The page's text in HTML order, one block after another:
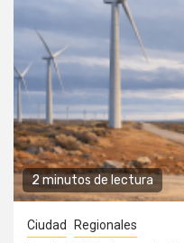
2 minutos de lectura
Ciudad Regionales